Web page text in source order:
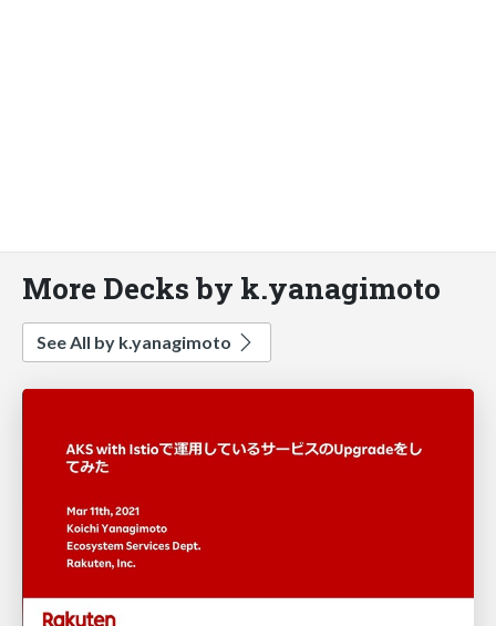
More Decks by k.yanagimoto
See All by k.yanagimoto